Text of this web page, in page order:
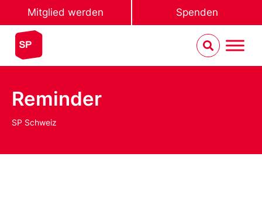
Mitglied werden Spenden
Reminder
SP Schweiz